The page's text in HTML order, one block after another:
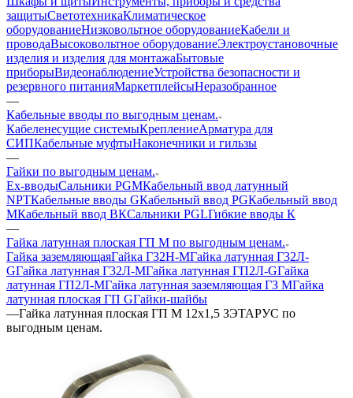
защитыСветотехникаКлиматическое
оборудованиеНизковольтное оборудованиеКабели и
проводаВысоковольтное оборудованиеЭлектроустановочные
изделия и изделия для монтажаБытовые
приборыВидеонаблюдениеУстройства безопасности и
резервного питанияМаркетплейсыНеразобранное
—
Кабельные вводы по выгодным ценам.
Кабеленесущие системыКреплениеАрматура для
СИПКабельные муфтыНаконечники и гильзы
—
Гайки по выгодным ценам.
Ех-вводыСальники PGMКабельный ввод латунный
NPTКабельные вводы GКабельный ввод PGКабельный ввод
МКабельный ввод ВКСальники PGLГибкие вводы К
—
Гайка латунная плоская ГП М по выгодным ценам.
Гайка заземляющаяГайка Г32Н-МГайка латунная Г32Л-
GГайка латунная Г32Л-МГайка латунная ГП2Л-GГайка
латунная ГП2Л-МГайка латунная заземляющая ГЗ MГайка
латунная плоская ГП GГайки-шайбы
—Гайка латунная плоская ГП М 12х1,5 ЗЭТАРУС по
выгодным ценам.